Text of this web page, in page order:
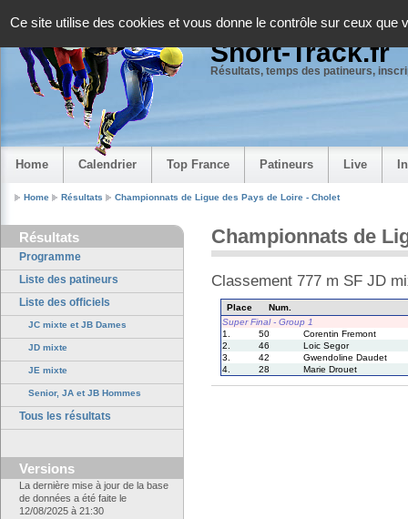
Ce site utilise des cookies et vous donne le contrôle sur ceux que
Short-Track.fr
Résultats, temps des patineurs,
Home Calendrier Top France Patineurs Live
Home Résultats Championnats de Ligue des Pays de Loire - Cholet
Résultats
Programme
Liste des patineurs
Liste des officiels
JC mixte et JB Dames
JD mixte
JE mixte
Senior, JA et JB Hommes
Tous les résultats
Versions
La dernière mise à jour de la base
de données a été faite le
12/08/2025 à 21:30
Championnats de
Classement 777 m SF JD
Place
Num.
Super Final - Group 1
1.
50
Corentin Fremont
2.
46
Loic Segor
3.
42
Gwendoline Daudet
4.
28 Marie Drouet